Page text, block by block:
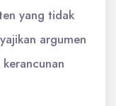
yang tidak
argumen